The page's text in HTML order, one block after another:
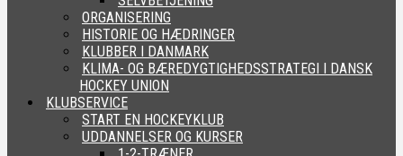
ORGANISERING
HISTORIE OG HÆDRINGER
KLUBBER I DANMARK
KLIMA- OG BÆREDYGTIGHEDSSTRATEGI I DANSK
HOCKEY UNION
KLUBSERVICE
START EN HOCKEYKLUB
UDDANNELSER OG KURSER